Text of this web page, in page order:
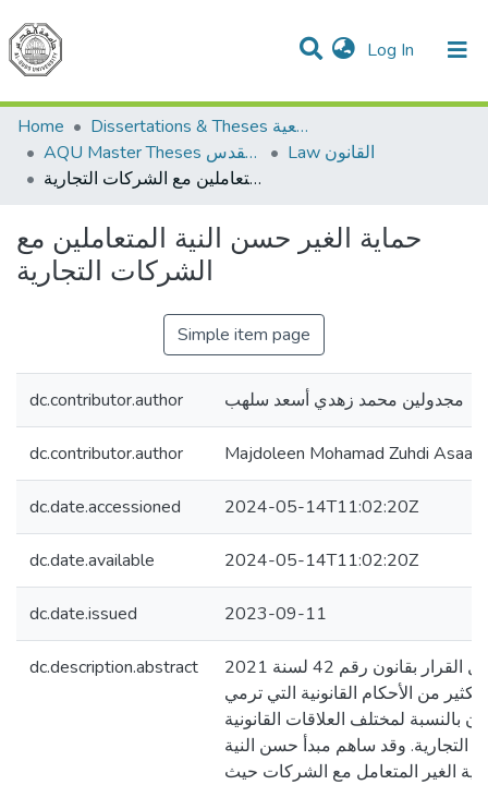
Log In (current)
Communities & Collections
Home
Dissertations & Theses الرسائل الجامعية
AQU Master Theses الرسائل الجامعية الخاصة بجامعة القدس
Law القانون
حماية الغير حسن النية المتعاملين مع الشركات التجارية
حماية الغير حسن النية المتعاملين مع
الشركات التجارية
Simple item page
dc.contributor.author مجدولين محمد زهدي أسعد سلهب
dc.contributor.author Majdoleen Mohamad Zuhdi Asaad
dc.date.accessioned 2024-05-14T11:02:20Z
dc.date.available 2024-05-14T11:02:20Z
dc.date.issued 2023-09-11
dc.description.abstract
قام المشرع من خلال القرار بقانون رقم 42 لسنة 2021
من الأحكام القانونية التي ترمي
بالنسبة لمختلف العلاقات القانونية
التجارية. وقد ساهم مبدأ حسن النية
الغير المتعامل مع الشركات حيث